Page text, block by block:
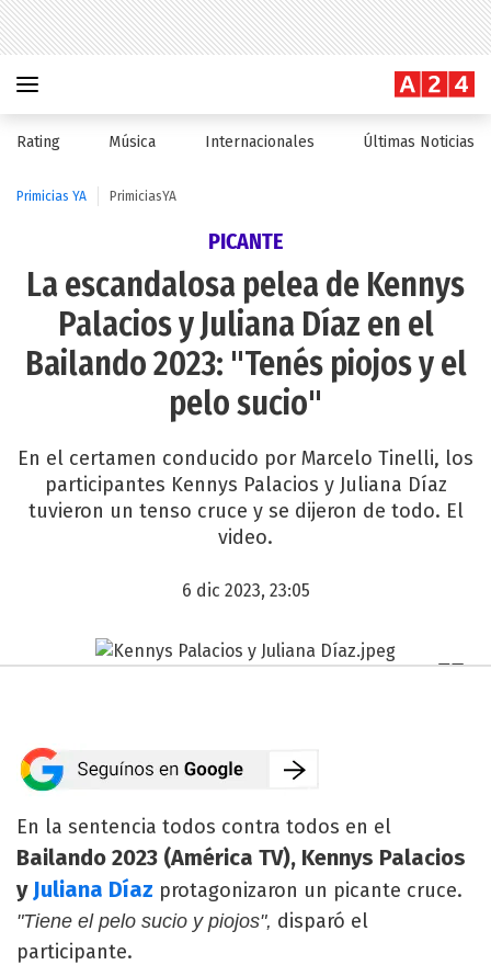
Rating Música Internacionales Últimas Noticias
Primicias YA PrimiciasYA
PICANTE
La escandalosa pelea de Kennys
Palacios y Juliana Díaz en el
Bailando 2023: "Tenés piojos y el
pelo sucio"
En el certamen conducido por Marcelo Tinelli, los
participantes Kennys Palacios y Juliana Díaz
tuvieron un tenso cruce y se dijeron de todo. El
video.
6 dic 2023, 23:05
En la sentencia todos contra todos en el
Bailando 2023 (América TV), Kennys Palacios
y Juliana Díaz protagonizaron un picante cruce.
"Tiene el pelo sucio y piojos", disparó el
participante.